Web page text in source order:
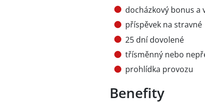
docházkový bonus
příspěvek na stravné
25 dní dovolené
třísměnný nebo
prohlídka provozu
Benefity